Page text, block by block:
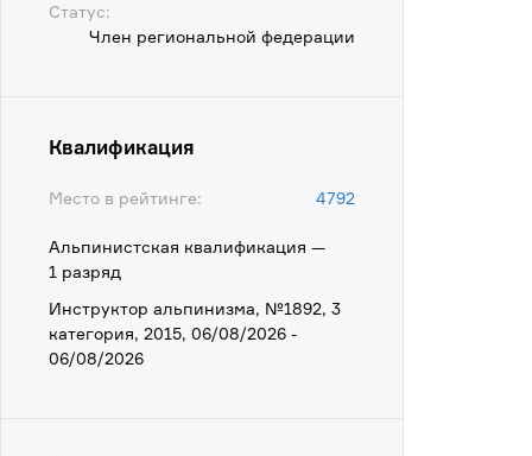
Статус:
Член региональной федерации
Квалификация
Место в рейтинге: 4792
Альпинистская квалификация —
1 разряд
Инструктор альпинизма, №1892, 3
категория, 2015, 06/08/2026 -
06/08/2026